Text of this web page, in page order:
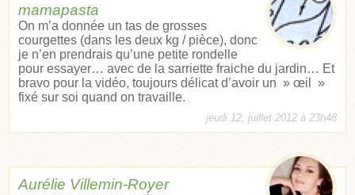
mamapasta
On m’a donnée un tas de grosses
courgettes (dans les deux kg / pièce), donc
je n’en prendrais qu’une petite rondelle
pour essayer… avec de la sarriette fraiche du jardin… Et
bravo pour la vidéo, toujours délicat d’avoir un » œil »
fixé sur soi quand on travaille.
jeudi 12, juillet 2012 à 23h48
Aurélie Villemin-Royer